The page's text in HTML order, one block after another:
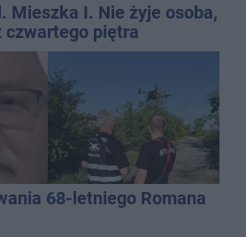
Mieszka I. Nie żyje osoba,
czwartego piętra
68-letniego Romana